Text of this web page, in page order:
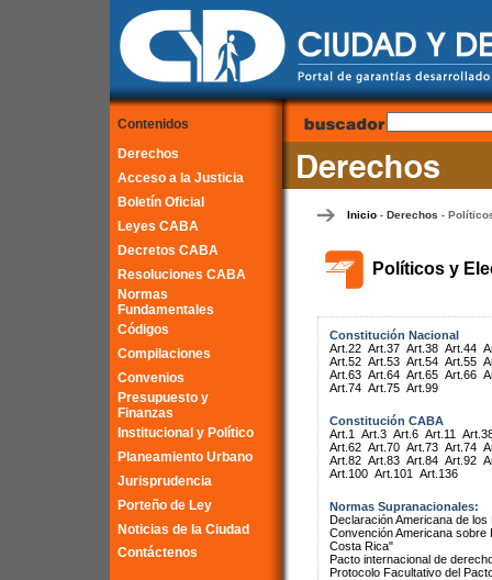
Contenidos
Derechos
Acceso a la Justicia
Boletín Oficial
Leyes CABA
Decretos CABA
Resoluciones CABA
Normas
Fundamentales
Códigos
Compilaciones
Convenios
Presupuesto y
Finanzas
Institucional y Político
Planeamiento Urbano
Jurisprudencia
Porteño de Ley
Noticias de la Ciudad
Contáctenos
Inicio- Derechos -
Políticos y
Constitución Nacional
Art.22 Art.37 Art.38 Art.44
Art.52 Art.53 Art.54 Art.55
Art.63 Art.64 Art.65 Art.66
Art.74 Art.75 Art.99
Constitución CABA
Art.1
Art.3 Art.6 Art.11
Art.62 Art.70 Art.73 Art.74
Art.82 Art.83 Art.84 Art.92
Art.100 Art.101 Art.136
Normas Supranacionales:
Declaración Americana de
Convención Americana
Costa Rica"
Pacto internacional de
Protocolo Facultativo del